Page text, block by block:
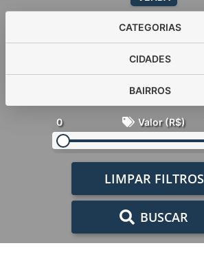
CATEGORIAS
CIDADES
BAIRROS
0 Valor (R$)
LIMPAR FILTROS
BUSCAR